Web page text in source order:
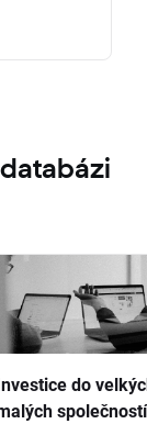
do
společností